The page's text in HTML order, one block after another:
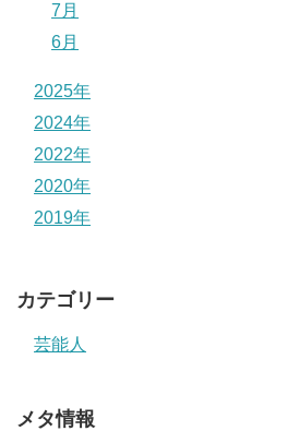
7月
6月
2025年
2024年
2022年
2020年
2019年
カテゴリー
芸能人
メタ情報